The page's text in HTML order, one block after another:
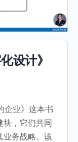
设计》
企业》这本书
块，它们共同
业务战略。该